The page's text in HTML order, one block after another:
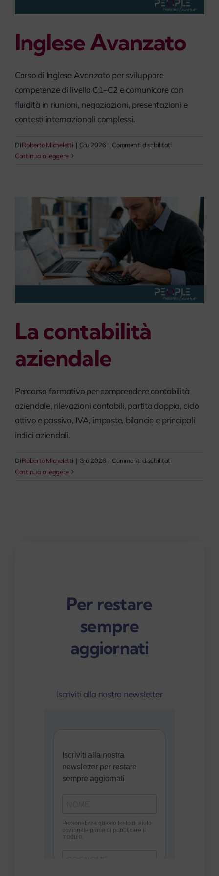
Inglese Avanzato
Corso di Inglese Avanzato per sviluppare
competenze di livello C1–C2 e comunicare con
fluidità in riunioni, negoziazioni, presentazioni e
contesti internazionali complessi.
Di Roberto Micheletti | Giu 2026 | Commenti disabilitatisu
Continua a leggere
La contabilità
aziendale
Percorso formativo per comprendere contabilità
aziendale, rilevazioni contabili, partita doppia, ciclo
attivo e passivo, IVA, imposte, bilancio e principali
indici aziendali.
Di Roberto Micheletti | Giu 2026 | Commenti disabilitatisu
Continua a leggere
Per restare
sempre
aggiornati
Iscriviti alla nostra newsletter